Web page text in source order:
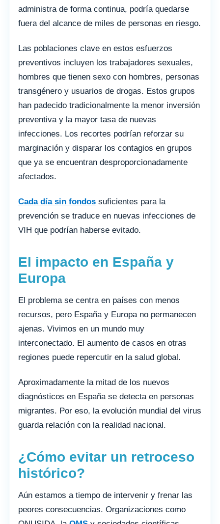
administra de forma continua, podría quedarse
fuera del alcance de miles de personas en riesgo.
Las poblaciones clave en estos esfuerzos
preventivos incluyen los trabajadores sexuales,
hombres que tienen sexo con hombres, personas
transgénero y usuarios de drogas. Estos grupos
han padecido tradicionalmente la menor inversión
preventiva y la mayor tasa de nuevas
infecciones. Los recortes podrían reforzar su
marginación y disparar los contagios en grupos
que ya se encuentran desproporcionadamente
afectados.
Cada día sin fondos suficientes para la
prevención se traduce en nuevas infecciones de
VIH que podrían haberse evitado.
El impacto en España y
Europa
El problema se centra en países con menos
recursos, pero España y Europa no permanecen
ajenas. Vivimos en un mundo muy
interconectado. El aumento de casos en otras
regiones puede repercutir en la salud global.
Aproximadamente la mitad de los nuevos
diagnósticos en España se detecta en personas
migrantes. Por eso, la evolución mundial del virus
guarda relación con la realidad nacional.
¿Cómo evitar un retroceso
histórico?
Aún estamos a tiempo de intervenir y frenar las
peores consecuencias. Organizaciones como